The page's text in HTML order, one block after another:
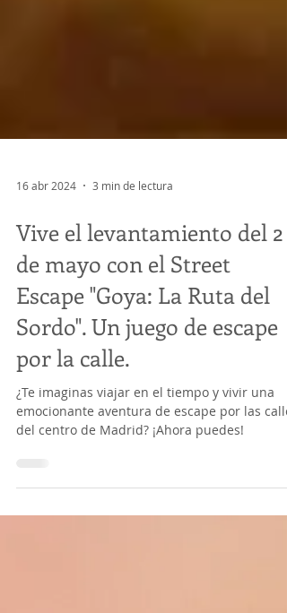
16 abr 2024 3 min de lectura
Vive el levantamiento del 2
de mayo con el Street
Escape "Goya: La Ruta del
Sordo". Un juego de escape
por la calle.
¿Te imaginas viajar en el tiempo y vivir una